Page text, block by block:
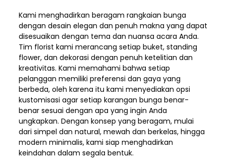
Kami menghadirkan beragam rangkaian bunga
dengan desain elegan dan penuh makna yang dapat
disesuaikan dengan tema dan nuansa acara Anda.
Tim florist kami merancang setiap buket, standing
flower, dan dekorasi dengan penuh ketelitian dan
kreativitas. Kami memahami bahwa setiap
pelanggan memiliki preferensi dan gaya yang
berbeda, oleh karena itu kami menyediakan opsi
kustomisasi agar setiap karangan bunga benar-
benar sesuai dengan apa yang ingin Anda
ungkapkan. Dengan konsep yang beragam, mulai
dari simpel dan natural, mewah dan berkelas, hingga
modern minimalis, kami siap menghadirkan
keindahan dalam segala bentuk.